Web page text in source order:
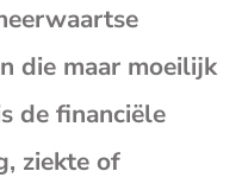
dit
bericht
op
dit
bericht
op
bericht
die maar moeilijk
de financiële
ziekte of